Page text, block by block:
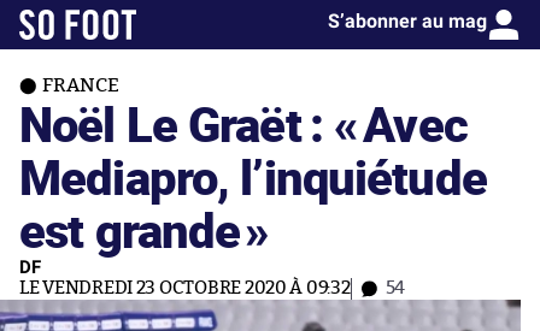
S’abonner au mag
FRANCE
Noël Le Graët : «Avec
Mediapro, l’inquiétude
est grande»
DF
LE VENDREDI 23 OCTOBRE 2020 À 09:32 54